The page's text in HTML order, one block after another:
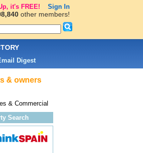
& owners
& Commercial
Search
Digest
it's FREE! Sign In
other members!